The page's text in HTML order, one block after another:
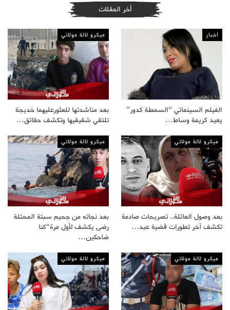
أخر المقلات
اخبار
الفيلم السينمائي “السمطة كدور”
يعيد كريمة وساط…
ميكرو لالة مولاتي
بعد مناشدتها للعثورعليهما خديجة
تلتقي شقيقيها وتكشف حقائق…
ميكرو لالة مولاتي
بعد وصول العائلة.. تصريحات صادمة
تكشف آخر تطورات قضية عبد…
ميكرو لالة مولاتي
بعد نجاته من جحيم سبتة المحتلة
رضى يكشف لأول مرة“كنا
ضاحكين…
ميكرو لالة مولاتي ميكرو لالة مولاتي